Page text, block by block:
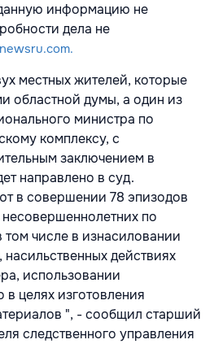
информацию не
дела не
newsru.com.
местных жителей, которые
областной думы, а один из
министра по
комплексу, с
заключением в
направлено в суд.
в совершении 78 эпизодов
по
том числе в изнасиловании
действиях
использовании
целях изготовления
", - сообщил старший
следственного управления